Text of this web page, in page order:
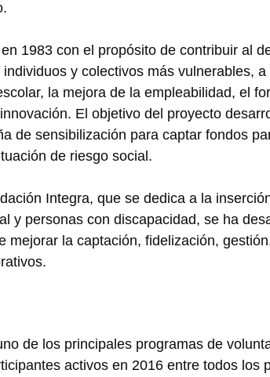
1983 con el propósito de contribuir al
y colectivos más vulnerables,
la mejora de la empleabilidad, el
El objetivo del proyecto
de sensibilización para captar fondos
de riesgo social.
Integra, que se dedica a la
y personas con discapacidad, se ha
mejorar la captación, fidelización,
de los principales programas de
activos en 2016 entre todos los